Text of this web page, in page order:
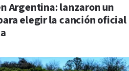
Argentina: lanzaron un
elegir la canción oficial